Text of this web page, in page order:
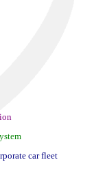
car fleet